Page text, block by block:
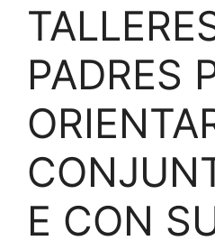
PADRES
E CON